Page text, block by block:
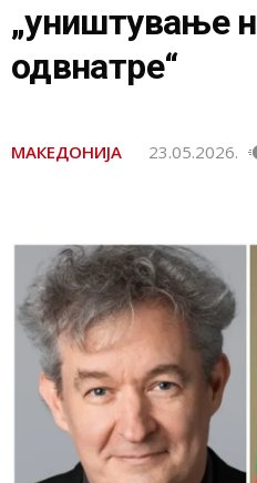
„уништување
одвнатре“
МАКЕДОНИЈА 23.05.2026.